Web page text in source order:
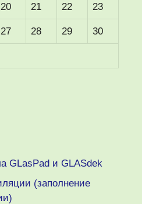
20 21 22 23
27 28 29 30
GLasPad и GLASdek
(заполнение